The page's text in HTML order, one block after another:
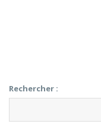
Rechercher :